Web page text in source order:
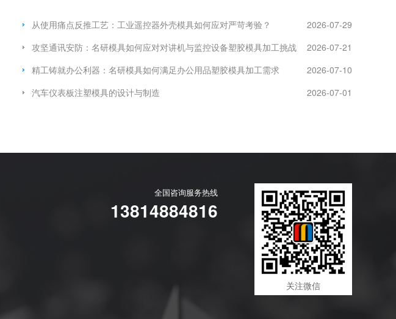
从使用痛点反推工艺：工业遥控器外壳模具如何应对严苛考验？
2026-07-29
攻坚通讯安防：名研模具如何应对对讲机与监控设备塑胶模具加工挑战
2026-07-21
精工铸就办公利器：名研模具如何满足办公用品塑胶模具加工需求
2026-07-10
汽车仪表板注塑模具的设计与制造 2026-07-01
关注微信
全国咨询服务热线
13814884816